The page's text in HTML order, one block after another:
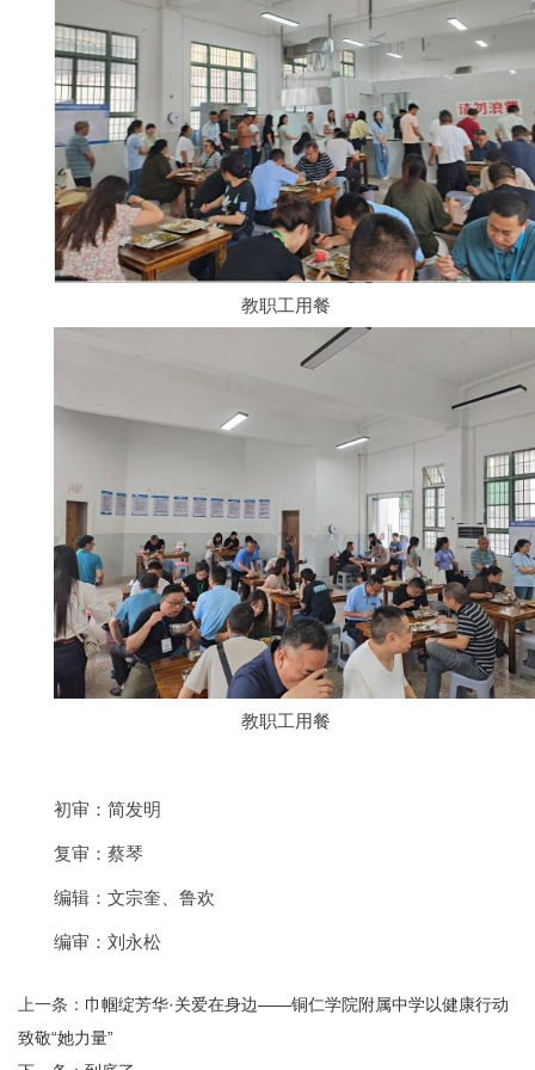
教职工用餐
教职工用餐
初审：简发明
复审：蔡琴
编辑：文宗奎、鲁欢
编审：刘永松
上一条： 巾帼绽芳华·关爱在身边——铜仁学院附属中学以健康行动
致敬“她力量”